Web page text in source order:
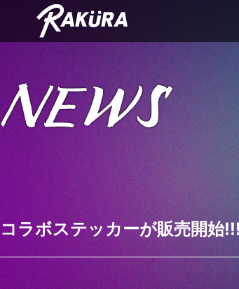
NEWS
ラボステッカーが販売開始